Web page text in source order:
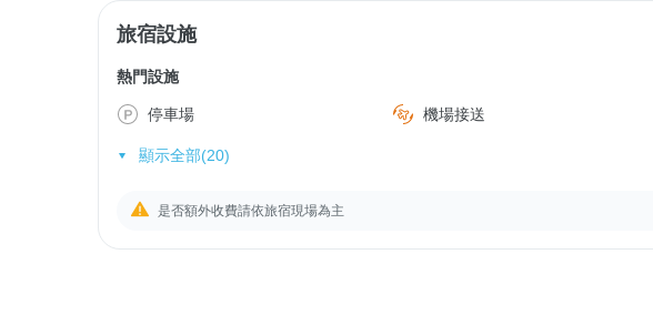
旅宿設施
熱門設施
停車場 機場接送
顯示全部(20)
是否額外收費請依旅宿現場為主